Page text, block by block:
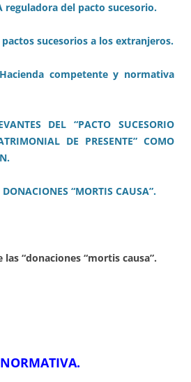
reguladora del pacto sucesorio.
sucesorios a los extranjeros.
competente y normativa
DEL “PACTO SUCESORIO
DE PRESENTE” COMO
“MORTIS CAUSA”.
las “donaciones “mortis causa”.